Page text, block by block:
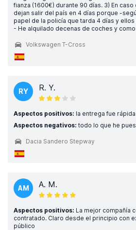
fianza (1600€) durante 90 días. 3) En
dejan salir del país en 4 días porque -
papel de la policía que tarda 4 días y
- He alquilado decenas de coches y
Volkswagen T-Cross
RY R. Y.
Aspectos positivos: la entrega fue
Aspectos negativos: todo lo que he
Dacia Sandero Stepway
AM A. M.
Aspectos positivos: La mejor compañía
contratado. Claro desde el principio con
público